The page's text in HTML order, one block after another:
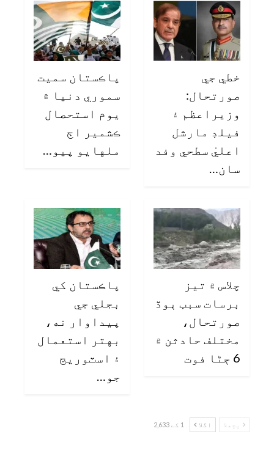
خطي جي
صورتحال:
وزيراعظم ۽
فيلڊ مارشل
اعليٰ سطحي وفد
سان…
پاڪستان سميت
سموري دنيا ۾
يوم استحصال
ڪشمير اڄ
ملهايو پيو…
چلاس ۾ تيز
برسات سبب ٻوڏ
صورتحال،
مختلف حادثن ۾
6 ڄڻا فوت
پاڪستان کي
بجلي جي
پيداوار نه،
بهتر استعمال
۽ اسٽوريج
جو…
پچھلا اگلا 1 کے 2,633